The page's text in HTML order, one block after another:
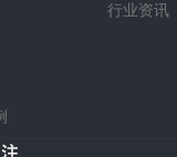
行业资讯